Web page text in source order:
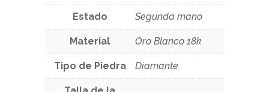
Estado Segunda mano
Material Oro Blanco 18k
Tipo de Piedra Diamante